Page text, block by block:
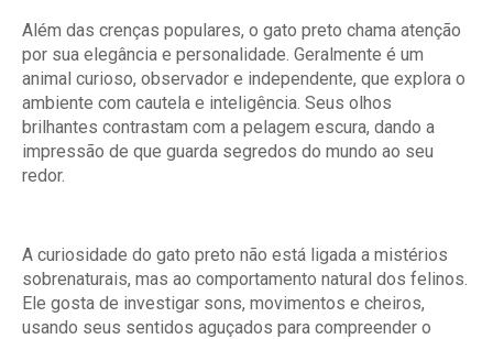
Além das crenças populares, o gato preto chama atenção
por sua elegância e personalidade. Geralmente é um
animal curioso, observador e independente, que explora o
ambiente com cautela e inteligência. Seus olhos
brilhantes contrastam com a pelagem escura, dando a
impressão de que guarda segredos do mundo ao seu
redor.
A curiosidade do gato preto não está ligada a mistérios
sobrenaturais, mas ao comportamento natural dos felinos.
Ele gosta de investigar sons, movimentos e cheiros,
usando seus sentidos aguçados para compreender o